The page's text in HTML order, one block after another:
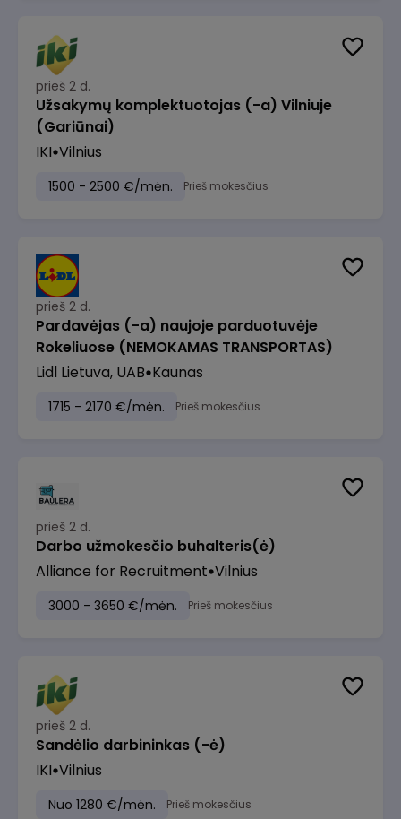
prieš 2 d.
Užsakymų komplektuotojas (-a) Vilniuje
(Gariūnai)
IKI Vilnius
1500 - 2500 €/mėn. Prieš mokesčius
prieš 2 d.
Pardavėjas (-a) naujoje parduotuvėje
Rokeliuose (NEMOKAMAS TRANSPORTAS)
Lidl Lietuva, UAB Kaunas
1715 - 2170 €/mėn. Prieš mokesčius
prieš 2 d.
Darbo užmokesčio buhalteris(ė)
Alliance for Recruitment Vilnius
3000 - 3650 €/mėn. Prieš mokesčius
prieš 2 d.
Sandėlio darbininkas (-ė)
IKI Vilnius
Nuo 1280 €/mėn. Prieš mokesčius